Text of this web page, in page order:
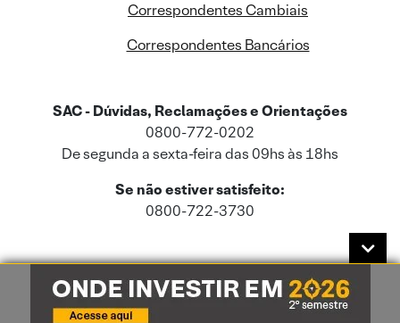
Correspondentes Cambiais
Correspondentes Bancários
SAC - Dúvidas, Reclamações e Orientações
0800-772-0202
De segunda a sexta-feira das 09hs às 18hs
Se não estiver satisfeito:
0800-722-3730
Este site usa cookies e dados pessoais de acordo com a nossaPolítica de
Cookies
e a nossaPolítica de Privacidade.